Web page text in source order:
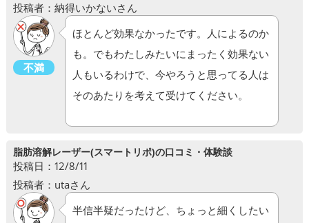
投稿者：納得いかないさん
不満
ほとんど効果なかったです。人によるのか
も。でもわたしみたいにまったく効果ない
人もいるわけで、今やろうと思ってる人は
そのあたりを考えて受けてください。
脂肪溶解レーザー(スマートリポ)の口コミ・体験談
投稿日：12/8/11
投稿者：utaさん
半信半疑だったけど、ちょっと細くしたい